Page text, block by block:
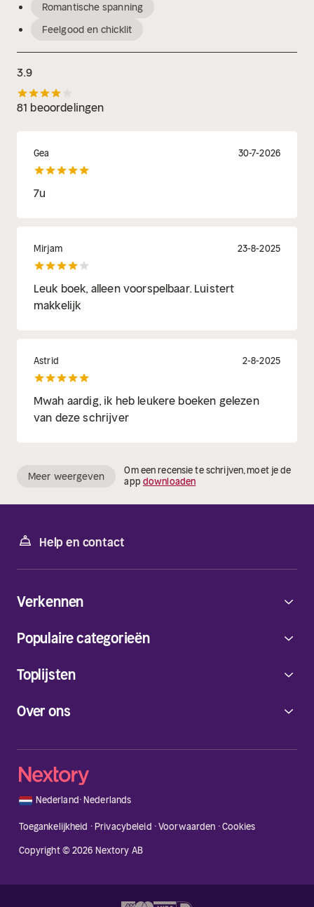
Romantische spanning
Feelgood en chicklit
3.9
81 beoordelingen
Gea 30-7-2026
7u
Mirjam 23-8-2025
Leuk boek, alleen voorspelbaar. Luistert
makkelijk
Astrid 2-8-2025
Mwah aardig, ik heb leukere boeken gelezen
van deze schrijver
Meer weergeven
Om een recensie te schrijven, moet je de
app downloaden
Help en contact
Over ons
Verkennen
Populaire categorieën
Toplijsten
🇳🇱 Nederland·Nederlands
Toegankelijkheid ·Privacybeleid ·Voorwaarden ·Cookies
Copyright © 2026 Nextory AB